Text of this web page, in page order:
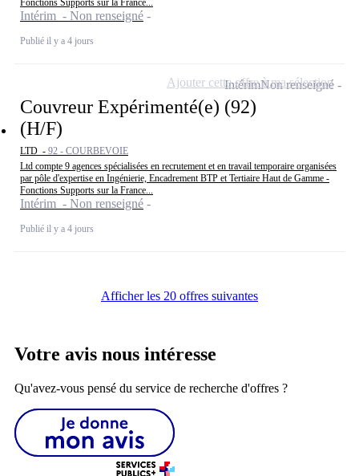
Fonctions Supports sur la France...
Intérim - Non renseigné
Publié il y a 4 jours
Couvreur Expérimenté(e) (92)
(H/F)
LTD - 92 - COURBEVOIE
Ltd compte 9 agences spécialisées en recrutement et en travail temporaire organisées
par pôle d'expertise en Ingénierie, Encadrement BTP et Tertiaire Haut de Gamme -
Fonctions Supports sur la France...
Intérim - Non renseigné
Publié il y a 4 jours
IntérimNon renseigné
Ajouter cette offre à ma sélection
Afficher les 20 offres suivantes
Votre avis nous intéresse
Qu'avez-vous pensé du service de recherche d'offres ?